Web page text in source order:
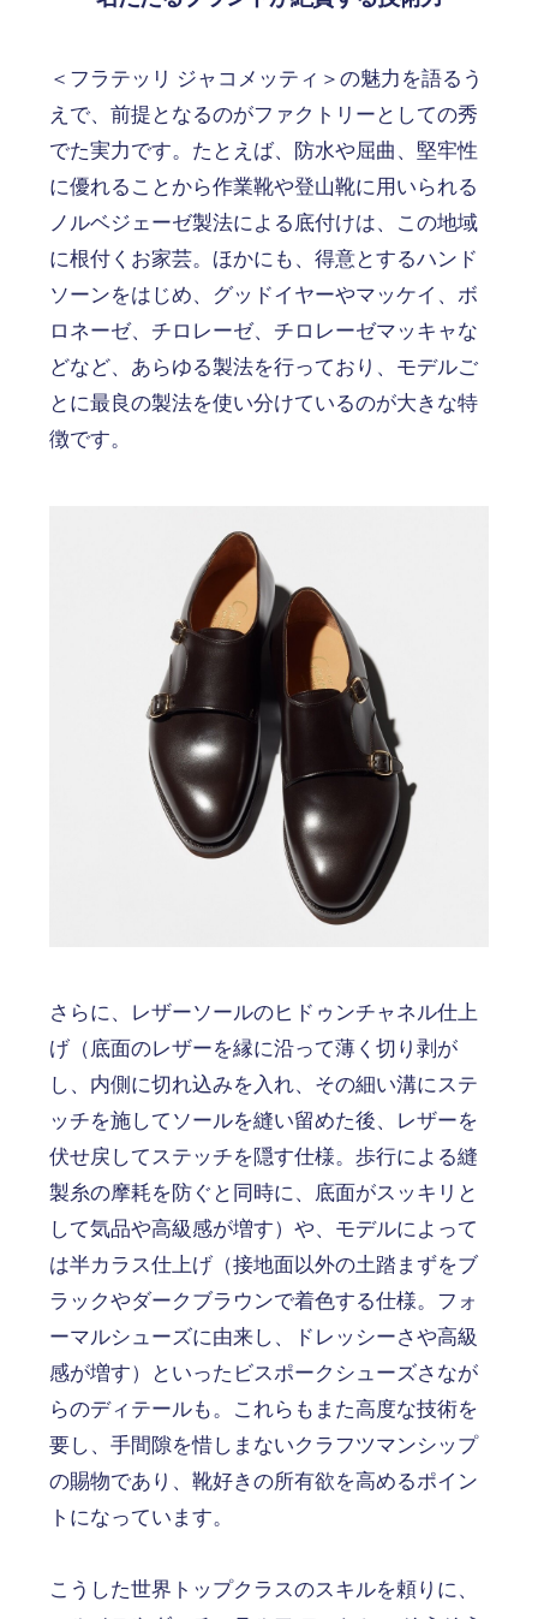
＜フラテッリ ジャコメッティ＞の魅力を語るう
えで、前提となるのがファクトリーとしての秀
でた実力です。たとえば、防水や屈曲、堅牢性
に優れることから作業靴や登山靴に用いられる
ノルベジェーゼ製法による底付けは、この地域
に根付くお家芸。ほかにも、得意とするハンド
ソーンをはじめ、グッドイヤーやマッケイ、ボ
ロネーゼ、チロレーゼ、チロレーゼマッキャな
どなど、あらゆる製法を行っており、モデルご
とに最良の製法を使い分けているのが大きな特
徴です。
さらに、レザーソールのヒドゥンチャネル仕上
げ（底面のレザーを縁に沿って薄く切り剥が
し、内側に切れ込みを入れ、その細い溝にステ
ッチを施してソールを縫い留めた後、レザーを
伏せ戻してステッチを隠す仕様。歩行による縫
製糸の摩耗を防ぐと同時に、底面がスッキリと
して気品や高級感が増す）や、モデルによって
は半カラス仕上げ（接地面以外の土踏まずをブ
ラックやダークブラウンで着色する仕様。フォ
ーマルシューズに由来し、ドレッシーさや高級
感が増す）といったビスポークシューズさなが
らのディテールも。これらもまた高度な技術を
要し、手間隙を惜しまないクラフツマンシップ
の賜物であり、靴好きの所有欲を高めるポイン
トになっています。
こうした世界トップクラスのスキルを頼りに、